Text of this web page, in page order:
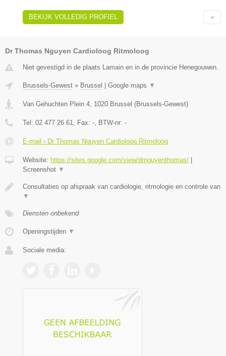
BEKIJK VOLLEDIG PROFIEL
Dr Thomas Nguyen Cardioloog Ritmoloog
Niet gevestigd in de plaats Lamain en in de provincie Henegouwen.
Brussels-Gewest » Brussel | Google maps ▼
Van Gehuchten Plein 4 1020 Brussel (Brussels-Gewest)
Tel: 02 477 26 61 , Fax: - , BTW-nr: -
E-mail › Dr Thomas Nguyen Cardioloog Ritmoloog
Website: https://sites.google.com/view/drnguyenthomas/ |
Screenshot ▼
Consultaties op afspraak van cardiologie, ritmologie en controle van
▼
Diensten onbekend
Openingstijden ▼
Sociale media: